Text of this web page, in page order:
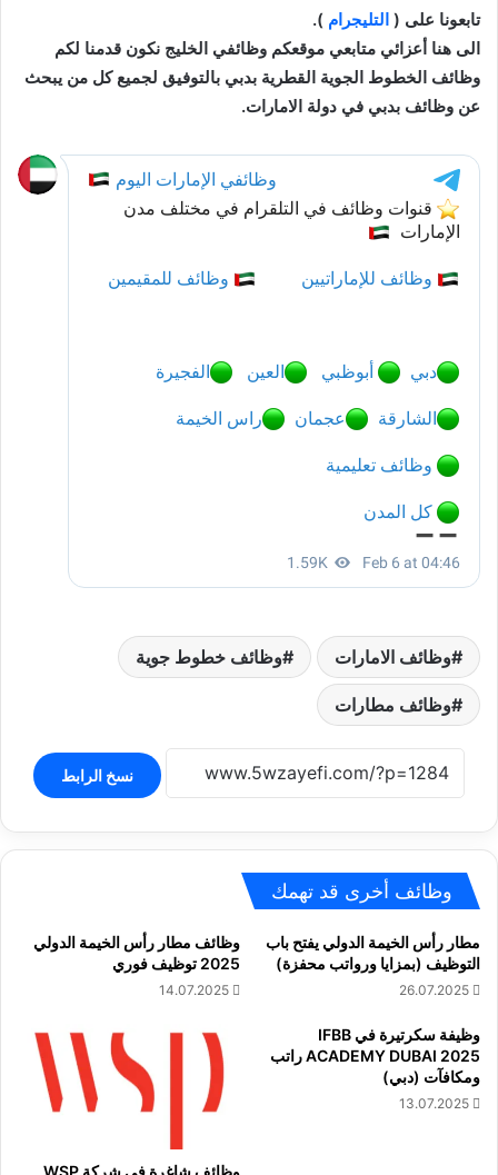
تابعونا على ( التليجرام ).
الى هنا أعزائي متابعي موقعكم وظائفي الخليج نكون قدمنا لكم
وظائف الخطوط الجوية القطرية بدبي بالتوفيق لجميع كل من يبحث
عن وظائف بدبي في دولة الامارات.
وظائف الامارات وظائف خطوط جوية
وظائف مطارات
نسخ الرابط
وظائف أخرى قد تهمك
مطار رأس الخيمة الدولي يفتح باب
التوظيف (بمزايا ورواتب محفزة)
26.07.2025
وظائف مطار رأس الخيمة الدولي
2025 توظيف فوري
14.07.2025
وظيفة سكرتيرة في IFBB
ACADEMY DUBAI 2025 راتب
ومكافآت (دبي)
13.07.2025
وظائف شاغرة في شركة WSP